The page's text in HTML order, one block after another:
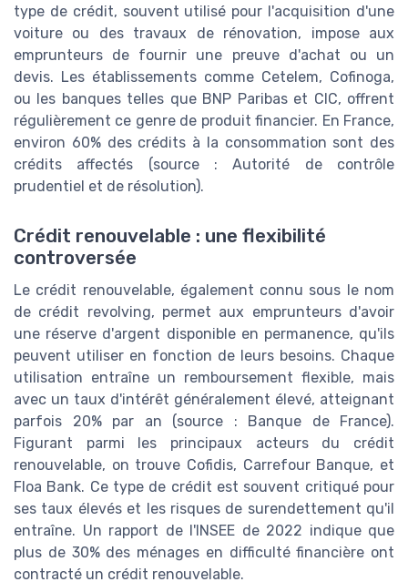
type de crédit, souvent utilisé pour l'acquisition d'une
voiture ou des travaux de rénovation, impose aux
emprunteurs de fournir une preuve d'achat ou un
devis. Les établissements comme Cetelem, Cofinoga,
ou les banques telles que BNP Paribas et CIC, offrent
régulièrement ce genre de produit financier. En France,
environ 60% des crédits à la consommation sont des
crédits affectés (source : Autorité de contrôle
prudentiel et de résolution).
Crédit renouvelable : une flexibilité
controversée
Le crédit renouvelable, également connu sous le nom
de crédit revolving, permet aux emprunteurs d'avoir
une réserve d'argent disponible en permanence, qu'ils
peuvent utiliser en fonction de leurs besoins. Chaque
utilisation entraîne un remboursement flexible, mais
avec un taux d'intérêt généralement élevé, atteignant
parfois 20% par an (source : Banque de France).
Figurant parmi les principaux acteurs du crédit
renouvelable, on trouve Cofidis, Carrefour Banque, et
Floa Bank. Ce type de crédit est souvent critiqué pour
ses taux élevés et les risques de surendettement qu'il
entraîne. Un rapport de l'INSEE de 2022 indique que
plus de 30% des ménages en difficulté financière ont
contracté un crédit renouvelable.